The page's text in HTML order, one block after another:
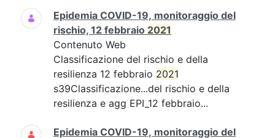
Epidemia COVID-19, monitoraggio del
rischio, 12 febbraio 2021
Contenuto Web
Classificazione del rischio e della
resilienza 12 febbraio 2021
s39Classificazione...del rischio e della
resilienza e agg EPI_12 febbraio...
Epidemia COVID-19, monitoraggio del